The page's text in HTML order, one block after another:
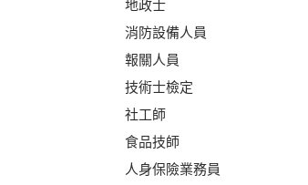
地政士
消防設備人員
報關人員
技術士檢定
社工師
食品技師
人身保險業務員